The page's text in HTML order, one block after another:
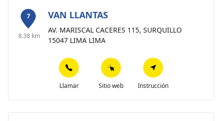
7
8.38 km
VAN LLANTAS
AV. MARISCAL CACERES 115, SURQUILLO
15047 LIMA LIMA
Llamar Sitio web Instrucción